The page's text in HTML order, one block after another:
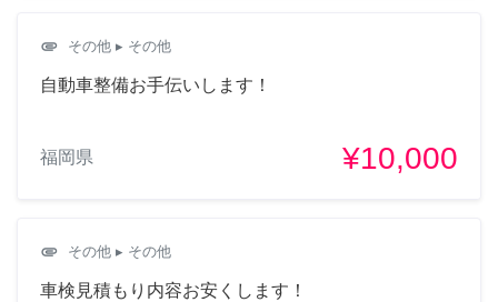
attachment その他 ▸ その他
自動車整備お手伝いします！
福岡県 ¥10,000
attachment その他 ▸ その他
車検見積もり内容お安くします！